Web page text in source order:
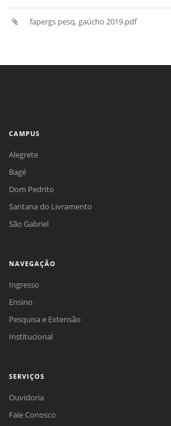
fapergs pesq. gaúcho 2019.pdf
CAMPUS
Alegrete
Bagé
Dom Pedrito
Santana do Livramento
São Gabriel
NAVEGAÇÃO
Ingresso
Ensino
Pesquisa e Extensão
Institucional
SERVIÇOS
Ouvidoria
Fale Conosco